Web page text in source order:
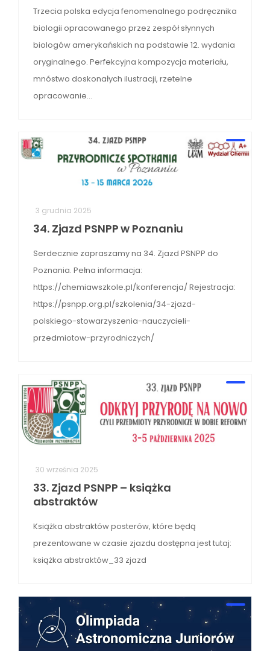
Trzecia polska edycja fenomenalnego podręcznika
biologii opracowanego przez zespół słynnych
biologów amerykańskich na podstawie 12. wydania
oryginalnego. Perfekcyjna kompozycja materiału,
mnóstwo doskonałych ilustracji, rzetelne
opracowanie…
3 grudnia 2025
34. Zjazd PSNPP w Poznaniu
Serdecznie zapraszamy na 34. Zjazd PSNPP do
Poznania. Pełna informacja:
https://chemiawszkole.pl/konferencja/ Rejestracja:
https://psnpp.org.pl/szkolenia/34-zjazd-
polskiego-stowarzyszenia-nauczycieli-
przedmiotow-przyrodniczych/
30 września 2025
33. Zjazd PSNPP – książka
abstraktów
Książka abstraktów posterów, które będą
prezentowane w czasie zjazdu dostępna jest tutaj:
książka abstraktów_33 zjazd